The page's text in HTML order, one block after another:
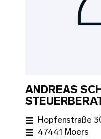
ANDREAS
Hopfenstraße
47441 Moers